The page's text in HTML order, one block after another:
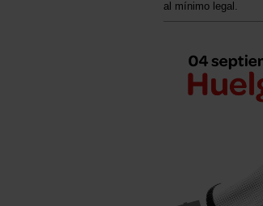
al mínimo legal.